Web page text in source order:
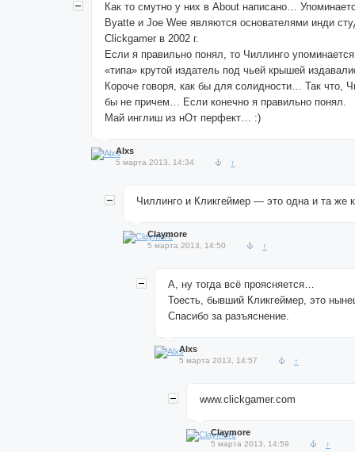
Как то смутно у них в About написано…
Byatte и Joe Wee являются основателями инди
Clickgamer в 2002 г.
Если я правильно понял, то Чиллинго упоминается
«типа» крутой издатель под чьей крышей
Короче говоря, как бы для солидности… Так что,
бы не причем… Если конечно я правильно понял.
Май инглиш из нОт перфект… :)
Alxs
5 марта 2013, 14:34 ↑
Чиллинго и Кликгеймер — это одна и та же
Claymore
5 марта 2013, 14:50 ↑
А, ну тогда всё проясняется…
Тоесть, бывший Кликгеймер, это
Спасибо за разъяснение.
Alxs
5 марта 2013, 14:57 ↑
www.clickgamer.com
Claymore
5 марта 2013, 14:59 ↑